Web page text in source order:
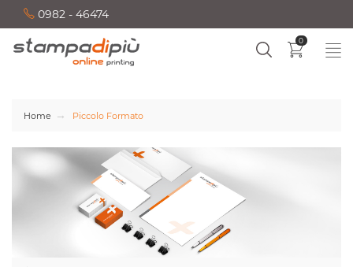
0982 - 46474
0
Home Piccolo Formato